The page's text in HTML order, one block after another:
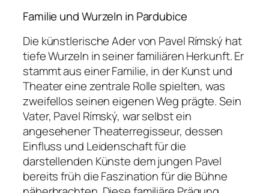
Familie und Wurzeln in Pardubice
Die künstlerische Ader von Pavel Rímský hat
tiefe Wurzeln in seiner familiären Herkunft. Er
stammt aus einer Familie, in der Kunst und
Theater eine zentrale Rolle spielten, was
zweifellos seinen eigenen Weg prägte. Sein
Vater, Pavel Rímský, war selbst ein
angesehener Theaterregisseur, dessen
Einfluss und Leidenschaft für die
darstellenden Künste dem jungen Pavel
bereits früh die Faszination für die Bühne